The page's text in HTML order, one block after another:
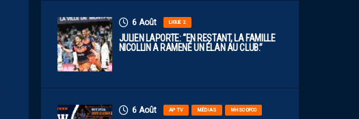
6 Août LIGUE 2
JULIEN LAPORTE: “EN RESTANT, LA FAMILLE
NICOLLIN A RAMENÉ UN ÉLAN AU CLUB.”
6 Août AP TV MÉDIAS MHSC-DFCO